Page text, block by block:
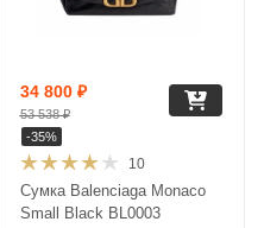
10
Сумка Balenciaga Monaco
Small Black BL0003
34 800₽
53 538₽
-35%